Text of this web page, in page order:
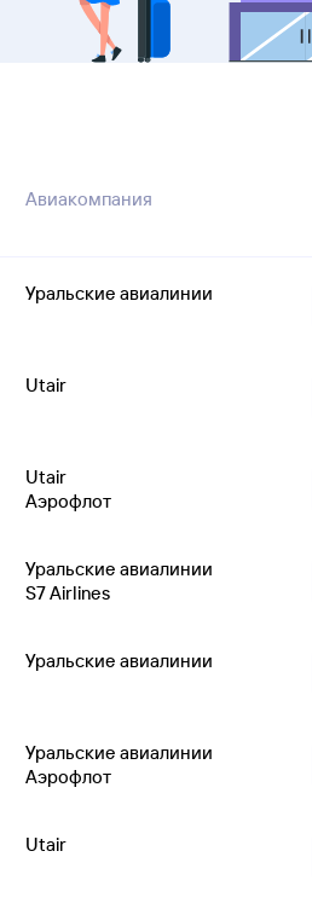
Авиакомпания
Уральские авиалинии
Utair
Utair
Аэрофлот
Уральские авиалинии
S7 Airlines
Уральские авиалинии
Уральские авиалинии
Аэрофлот
Utair